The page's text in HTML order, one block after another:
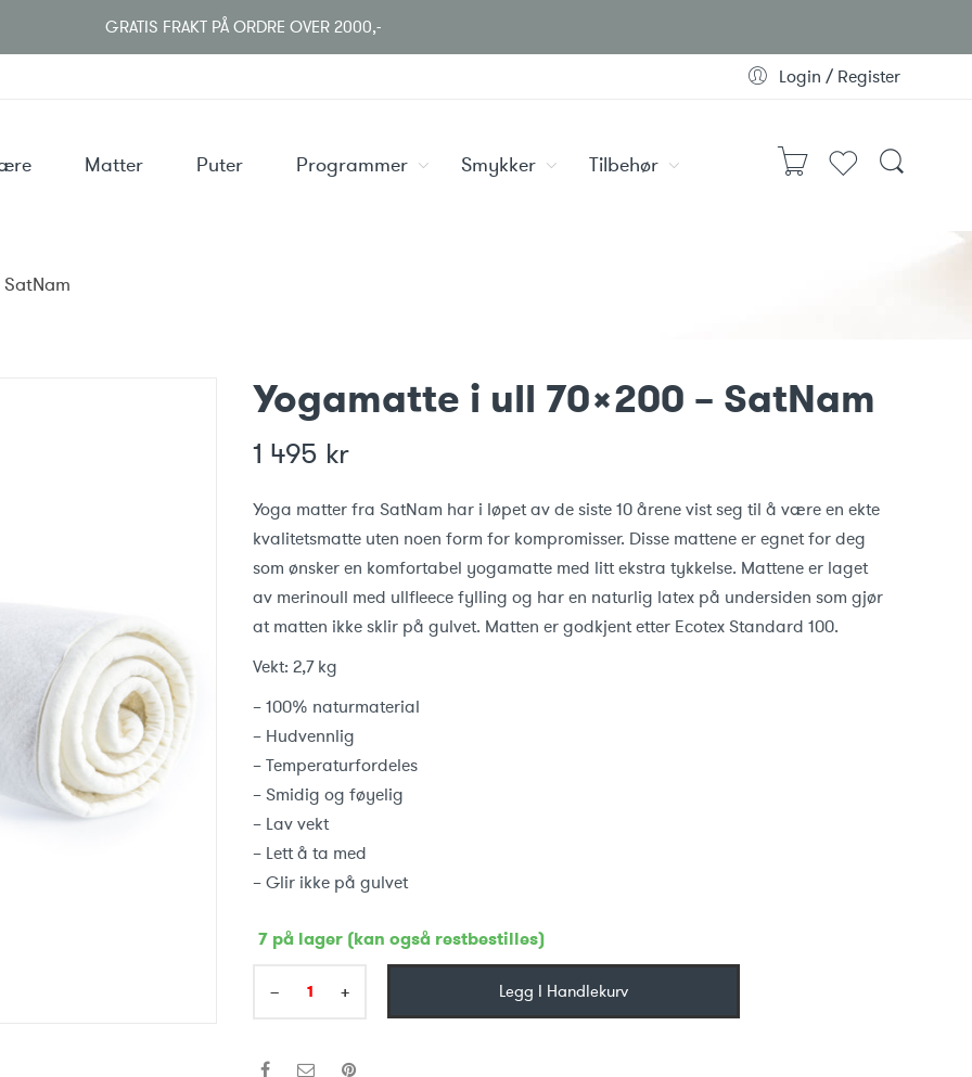
GRATIS FRAKT PÅ ORDRE OVER 2000,-
Login / Register
Matter Puter Programmer Smykker Tilbehør
Yogamatte i ull 70×200 – SatNam
1 495 kr
Yoga matter fra SatNam har i løpet av de siste 10 årene vist seg til å være en ekte
kvalitetsmatte uten noen form for kompromisser. Disse mattene er egnet for deg
som ønsker en komfortabel yogamatte med litt ekstra tykkelse. Mattene er laget
av merinoull med ullfleece fylling og har en naturlig latex på undersiden som gjør
at matten ikke sklir på gulvet. Matten er godkjent etter Ecotex Standard 100.
Vekt: 2,7 kg
– 100% naturmaterial
– Hudvennlig
– Temperaturfordeles
– Smidig og føyelig
– Lav vekt
– Lett å ta med
– Glir ikke på gulvet
7 på lager (kan også restbestilles)
+
− Legg I Handlekurv